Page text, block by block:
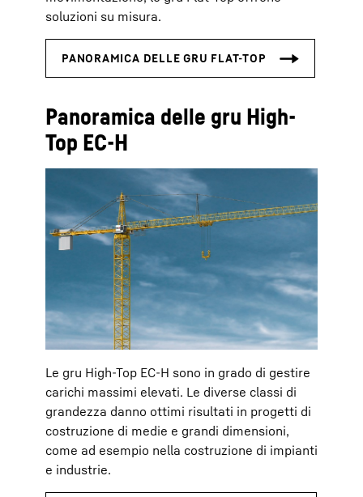
soluzioni su misura.
Panoramica delle gru High-
Top EC-H
Le gru High-Top EC-H sono in grado di gestire
carichi massimi elevati. Le diverse classi di
grandezza danno ottimi risultati in progetti di
costruzione di medie e grandi dimensioni,
come ad esempio nella costruzione di impianti
e industrie.